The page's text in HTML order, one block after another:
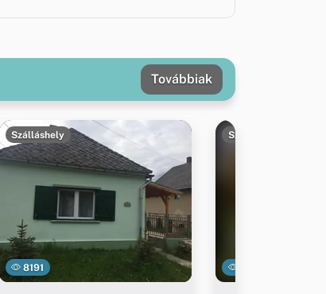
Továbbiak
8191
Szálláshely Szálláshely